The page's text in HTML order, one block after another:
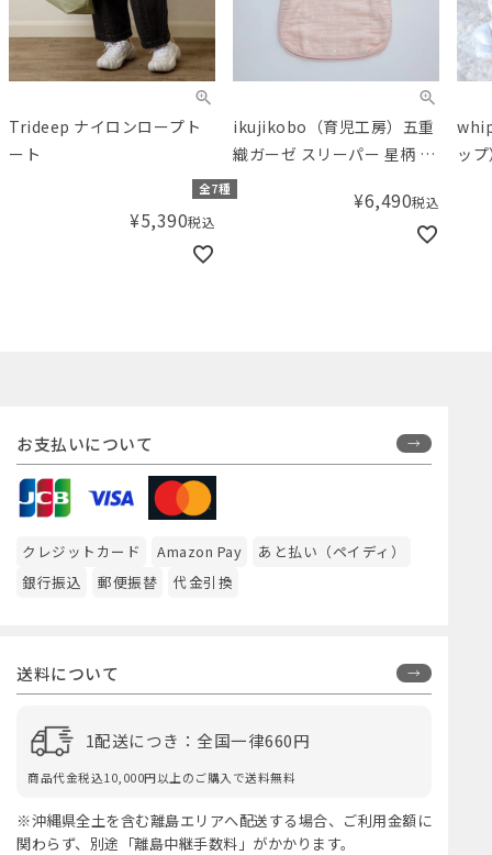
Trideep ナイロンロープト
ート
全7種
¥5,390税込
ikujikobo（育児工房）五重
織ガーゼ スリーパー 星柄 ピ
ンク
¥6,490税込
ッ
お支払いについて
クレジットカード Amazon Pay
あと払い（ペイディ）
銀行振込
郵便振替 代金引換
送料について
1配送につき：全国一律660円
商品代金税込10,000円以上のご購入で送料無料
※沖縄県全土を含む離島エリアへ配送する場合、ご利用金額に
関わらず、別途「離島中継手数料」がかかります。